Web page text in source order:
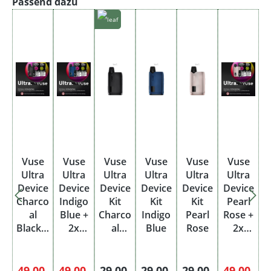
Vuse
Ultra
Device
Charco
al
Black +
Pods
Vuse
Ultra
Device
Indigo
Blue +
2x
Bundle
Vuse
Ultra
Device
Kit
Charco
al
Vuse
Ultra
Device
Kit
Indigo
Blue
Vuse
Ultra
Device
Kit
Pearl
Rose
Vuse
Ultra
Device
Pearl
Rose +
2x
Bundle